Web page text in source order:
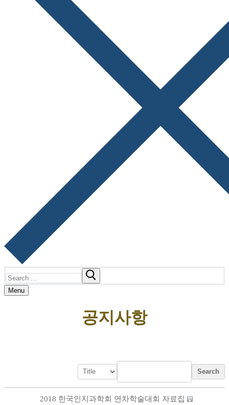
for:
Menu
공지사항
Search
2018 한국인지과학회 연차학술대회 자료집